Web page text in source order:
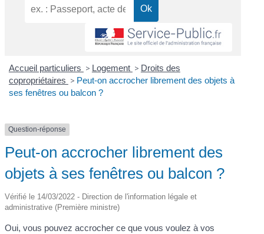
Accueil particuliers > Logement > Droits des
copropriétaires > Peut-on accrocher librement des objets à
ses fenêtres ou balcon ?
Question-réponse
Peut-on accrocher librement des
objets à ses fenêtres ou balcon ?
Vérifié le 14/03/2022 - Direction de l'information légale et
administrative (Première ministre)
Oui, vous pouvez accrocher ce que vous voulez à vos